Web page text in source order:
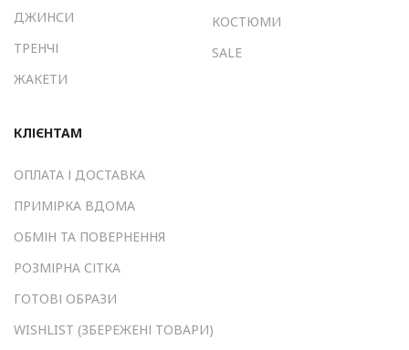
ДЖИНСИ
ТРЕНЧІ
ЖАКЕТИ
КОСТЮМИ
SALE
КЛІЄНТАМ
ОПЛАТА І ДОСТАВКА
ПРИМІРКА ВДОМА
ОБМІН ТА ПОВЕРНЕННЯ
РОЗМІРНА СІТКА
ГОТОВІ ОБРАЗИ
WISHLIST (ЗБЕРЕЖЕНІ ТОВАРИ)